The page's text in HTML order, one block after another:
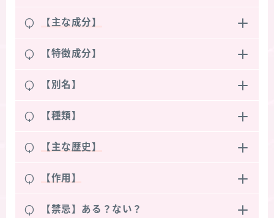
Q 【主な成分】
Q 【特徴成分】
Q 【別名】
Q 【種類】
Q 【主な歴史】
Q 【作用】
Q 【禁忌】ある？ない？